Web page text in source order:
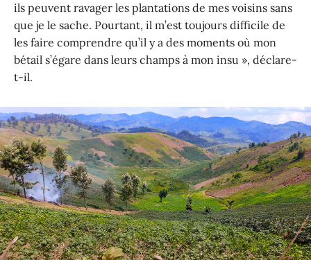
ils peuvent ravager les plantations de mes voisins sans
que je le sache. Pourtant, il m’est toujours difficile de
les faire comprendre qu’il y a des moments où mon
bétail s’égare dans leurs champs à mon insu », déclare-
t-il.